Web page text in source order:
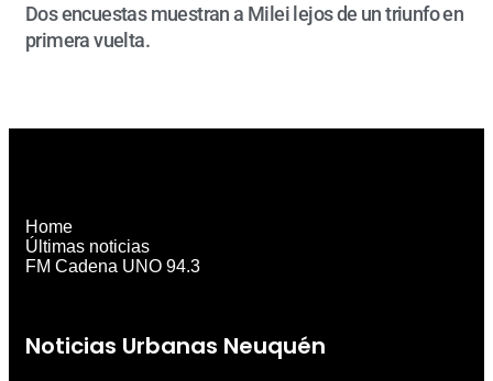
Dos encuestas muestran a Milei lejos de un triunfo en
primera vuelta.
Noticias Urbanas Neuquén
Home
Últimas noticias
FM Cadena UNO 94.3